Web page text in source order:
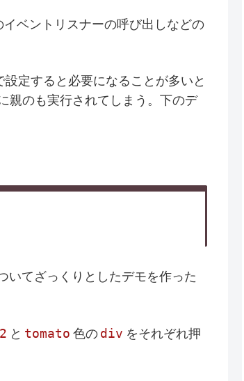
ベントリスナーの呼び出しなどの
定すると必要になることが多いと
親のも実行されてしまう。下のデ
いてざっくりとしたデモを作った
と tomato 色の div をそれぞれ押